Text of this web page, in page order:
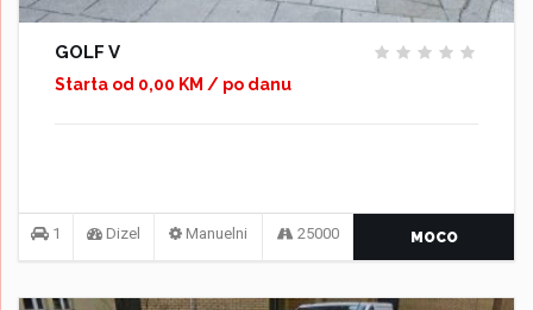
GOLF V
Starta od 0,00 KM / po danu
1 Dizel Manuelni 25000 MOCO